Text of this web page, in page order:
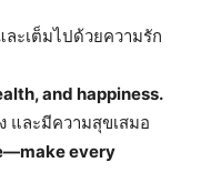
ะเต็มไปด้วยความรัก
and happiness.
และมีความสุขเสมอ
every